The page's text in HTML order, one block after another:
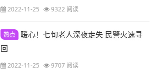
2022-11-25 9322 阅读
热点
暖心！七旬老人深夜走失 民警火速寻
回
2022-11-25 9707 阅读